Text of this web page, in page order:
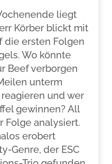
liegt
Körber blickt mit
die ersten Folgen
Wo könnte
Beef verborgen
unterm
reagieren und wer
gewinnen? All
Folge analysiert.
erobert
Genre, der ESC